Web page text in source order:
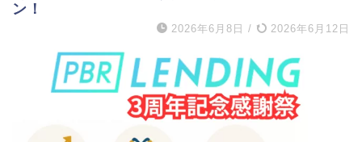
ン！
2026年6月8日 / 2026年6月12日